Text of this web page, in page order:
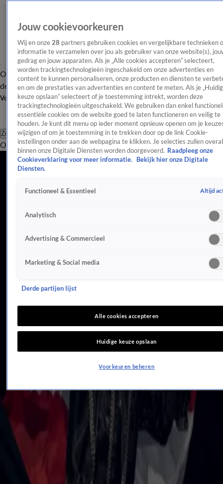
OverzichtAfleveringen Entertainment TV Algemeen
Tip
de redactieNieuwsbrief
Volg Shownieuws
Zoeken
OverzichtEntertainmentSpraakmakendRealityCrimeVideo's
Songfestival
Alles over het Eurovisie Songfestival: nieuws, updates en
Songfestival
12 sep 2025, 19:57
12 sep 2025, 14:32
12 sep 2025, 12:19
4 sep 2025, 21:28
Deze namen zijn toegevoegd aan Het Grote Songfestivalfeest
Claude ook succesvol na Songfestival-finale: C'est La Vie verovert Europese hitlijsten
26 mei 2025, 11:39
19 mei 2025, 20:53
ZIEN: Zo werd demonstrant hardhandig tegengehouden tijdens optreden Israël op
18 mei 2025, 18:51
Bijzondere hulde voor Joost Klein tijdens finale Eurovisiesongfestival
Jouw cookievoorkeuren
Wij en onze 28 partners gebruiken cookies en vergelijkbare technieken
informatie te verzamelen over jou als gebruiker van onze website(s),
gedrag en jouw apparaten. Als je „Alle cookies accepteren” selecteert,
worden trackingtechnologieën ingeschakeld om onze advertenties en
content te kunnen personaliseren, onze producten en diensten te
en om de prestaties van advertenties en content te meten. Als je
keuze opslaan” selecteert of je toestemming intrekt, worden deze
trackingtechnologieën uitgeschakeld. We gebruiken dan enkel
essentiële cookies om de website goed te laten functioneren en veilig te
houden. Je kunt dit menu op ieder moment opnieuw openen om je
wijzigen of om je toestemming in te trekken door op de link Cookie-
instellingen onder aan de webpagina te klikken. Je selecties zullen overal
binnen onze Digitale Diensten worden doorgevoerd. Raadpleeg onze
Cookieverklaring voor meer informatie.
Bekijk hier onze Digitale
Diensten.
Functioneel & Essentieel Altijd
Analytisch
Advertising & Commercieel
Marketing & Social media
Derde partijen lijst
Alle cookies accepteren
Huidige keuze opslaan
Voorkeuren beheren